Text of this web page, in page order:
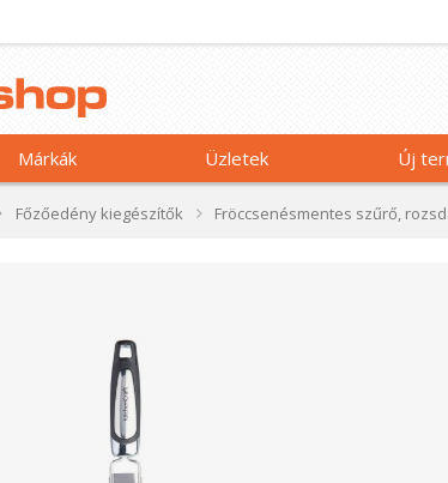
Márkák Üzletek Új
Főzőedény kiegészítők Fröccsenésmentes szűrő,